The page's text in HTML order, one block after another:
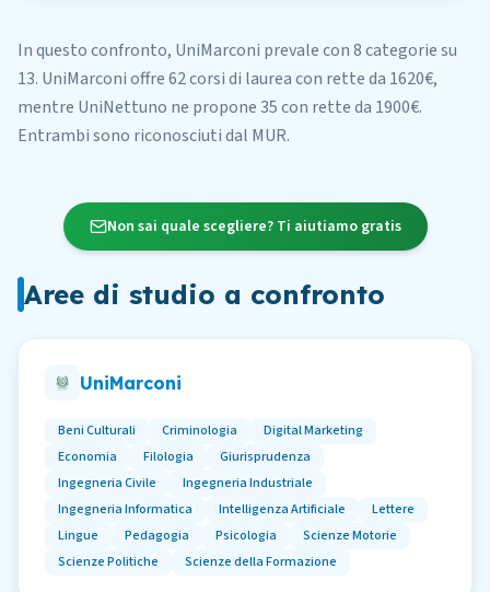
In questo confronto, UniMarconi prevale con 8 categorie su
13. UniMarconioffre62corsi di laureacon rette da 1620€,
mentre UniNettuno ne propone 35con rette da 1900€.
Entrambi sono riconosciuti dal MUR.
Non sai quale scegliere? Ti aiutiamo gratis
Aree di studio a confronto
UniMarconi
Beni Culturali Criminologia
Digital Marketing
Economia
Filologia
Giurisprudenza
Ingegneria Civile
Ingegneria Industriale
Ingegneria Informatica
Intelligenza Artificiale
Lettere
Lingue
Pedagogia Psicologia
Scienze Motorie
Scienze Politiche
Scienze della Formazione